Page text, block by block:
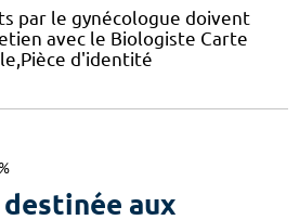
par le gynécologue doivent
avec le Biologiste Carte
d'identité
aux